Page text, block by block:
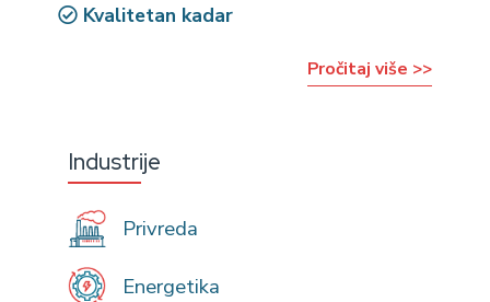
Kvalitetan kadar
Pročitaj više >>
Industrije
Privreda
Energetika